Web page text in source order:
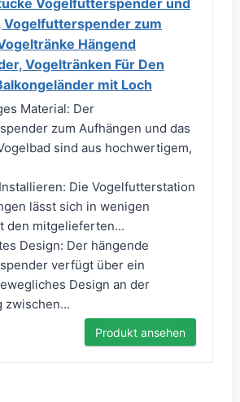
Vogelfutterspender und
Vogelfutterspender zum
Hängend
Vogeltränken Für Den
mit Loch
Material: Der
zum Aufhängen und das
sind aus hochwertigem,
Die Vogelfutterstation
lässt sich in wenigen
den mitgelieferten...
Design: Der hängende
verfügt über ein
Design an der
zwischen...
Produkt ansehen